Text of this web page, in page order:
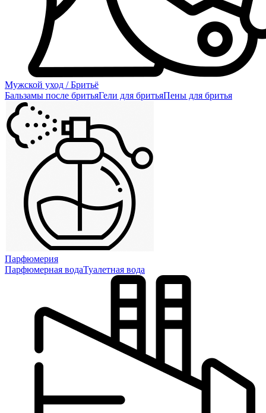
Мужской уход / Бритьё
Бальзамы после бритьяГели для бритьяПены для бритья
Парфюмерия
Парфюмерная водаТуалетная вода